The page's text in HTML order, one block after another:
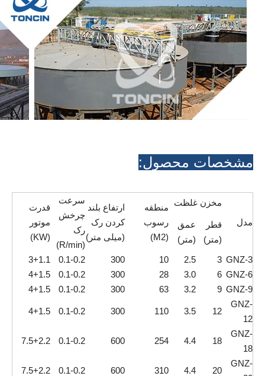
مشخصات محصول:
مدل
مخزن غلظت
منطقه
رسوب
(M2)
ارتفاع بلند
کردن رک
(میلی متر)
سرعت
چرخش
رک
(R/min)
قدرت
موتور
(KW)
قطر
(متر)
عمق
(متر)
GNZ-3
3
2.5
10
300
0.1-0.2
3+1.1
GNZ-6
6
3.0
28
300
0.1-0.2
4+1.5
GNZ-9
9
3.2
63
300
0.1-0.2
4+1.5
GNZ-
12
12
3.5
110
300
0.1-0.2
4+1.5
GNZ-
18
18
4.4
254
600
0.1-0.2
7.5+2.2
GNZ-
20
4.4
310
600
0.1-0.2
7.5+2.2